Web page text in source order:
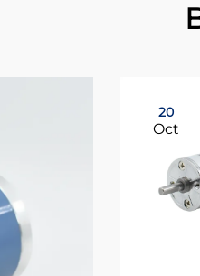
20
Oct